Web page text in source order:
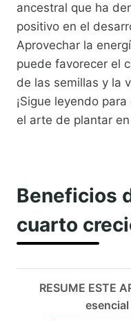
ancestral que ha
positivo en el
Aprovechar la
puede favorecer el
de las semillas y la
¡Sigue leyendo
el arte de plantar
Beneficios
cuarto
RESUME ESTE